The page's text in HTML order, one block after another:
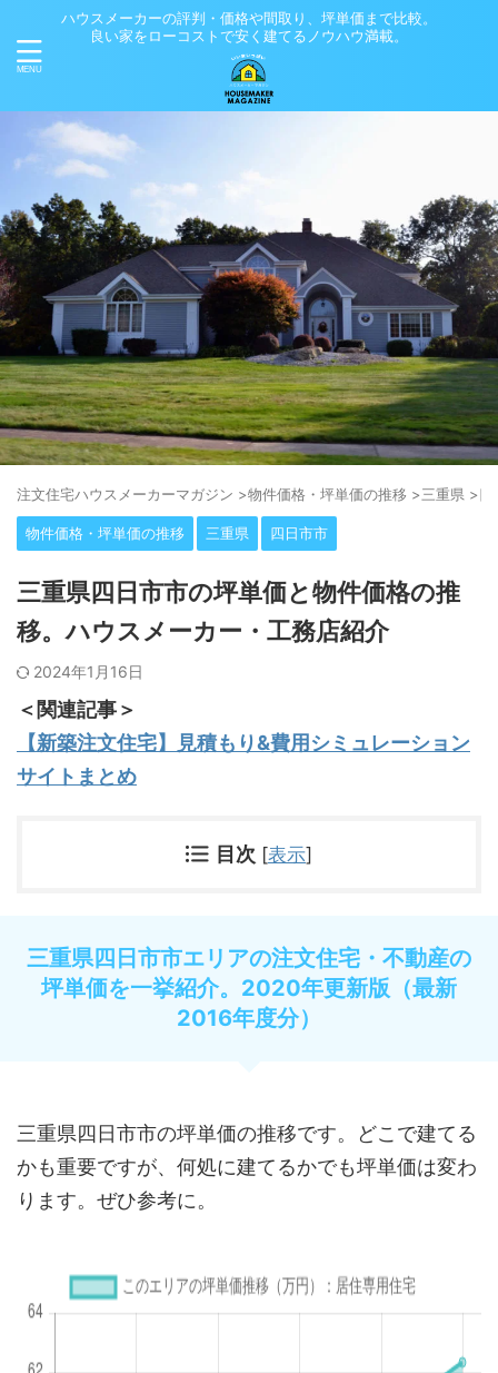
ハウスメーカーの評判・価格や間取り、坪単価まで比較。
良い家をローコストで安く建てるノウハウ満載。
注⽂住宅ハウスメーカーマガジン >物件価格・坪単価の推移 >三重県 >四
物件価格・坪単価の推移 三重県 四日市市
三重県四日市市の坪単価と物件価格の推
移。ハウスメーカー・工務店紹介
2024年1月16日
＜関連記事＞
【新築注文住宅】見積もり&費用シミュレーション
サイトまとめ
目次 [表示]
三重県四日市市エリアの注文住宅・不動産の
坪単価を一挙紹介。2020年更新版（最新
2016年度分）
三重県四日市市の坪単価の推移です。どこで建てる
かも重要ですが、何処に建てるかでも坪単価は変わ
ります。ぜひ参考に。